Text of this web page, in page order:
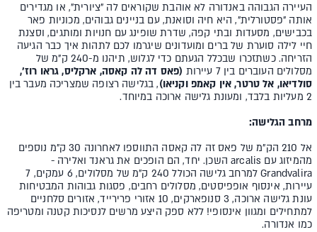
העיירה הגבוהה באנדורה לא אוהבת שקוראים לה "ציורית", או מגדירים
אותה "פסטורלית", היא חיה וסואנת, עם בניינים גבוהים, מכוניות פאר
בכבישים, מסעדות ובתי קפה, שדרת שופינג עם חנויות ומותגים, וסצנת
חיי לילה סוערת של ברים ומועדונים שיגרמו לכם לתהות איך כבר הגיעה
הזריחה. כשתזכרו שבכלל הגעתם כדי לגלוש, תיהנו מ-240 ק"מ של
מסלולים העוברים בין 7 עיירות
(פאס דה לה קאסה, ארקליס, גראו רוז',
סולדיאו, אל טרטר, אין קאמפ וקניאו), בגלישה רצופה שמצריכה מעבר בין
2 מעליות בלבד, ומעונת גלישה ארוכה במיוחד.
מרחב הגלישה:
אל 210 הק"מ של פאס זה לה קאסה התווספו לאחרונה 30 ק"מ נוספים
מהמיזוג עם arcalis השכן. יחד, הם הופכים את גראנד ואלירה -
Grandvalira למרחב גלישה הכולל 240 ק"מ של מסלולים, 6 עמקים, 7
עיירות, אינסוף אופפיסטים, מסלולים רחבים, פסגות גבוהות המבטיחות
עונת גלישה ארוכה, 3 סנופארקים, 10 אזורי פרירייד, אזורים סלחניים
למתחילים ומגוון אינסופי! ללא ספק היצע מרשים לנסיכות קטנה ומטריפה
כמו אנדורה.